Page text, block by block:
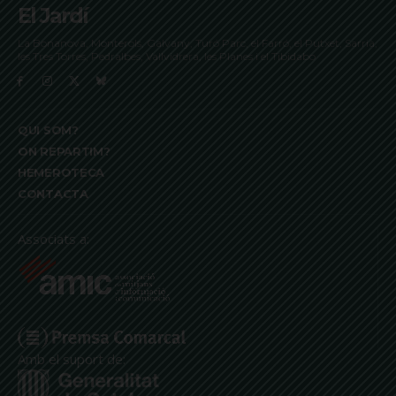
El Jardí
La Bonanova, Monterols, Galvany, Turó Parc, el Farró, el Putxet, Sarrià,
les Tres Torres, Pedralbes, Vallvidrera, les Planes i el Tibidabo
QUI SOM?
ON REPARTIM?
HEMEROTECA
CONTACTA
Associats a:
Amb el suport de: